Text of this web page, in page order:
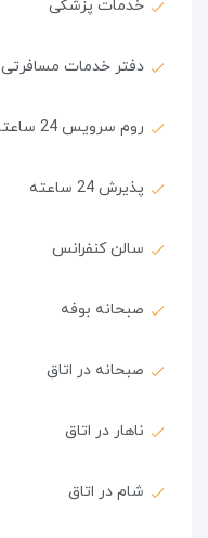
خدمات پزشکی
دفتر خدمات مسافرتی
روم سرویس 24 ساعته
پذیرش 24 ساعته
سالن کنفرانس
صبحانه بوفه
صبحانه در اتاق
ناهار در اتاق
شام در اتاق